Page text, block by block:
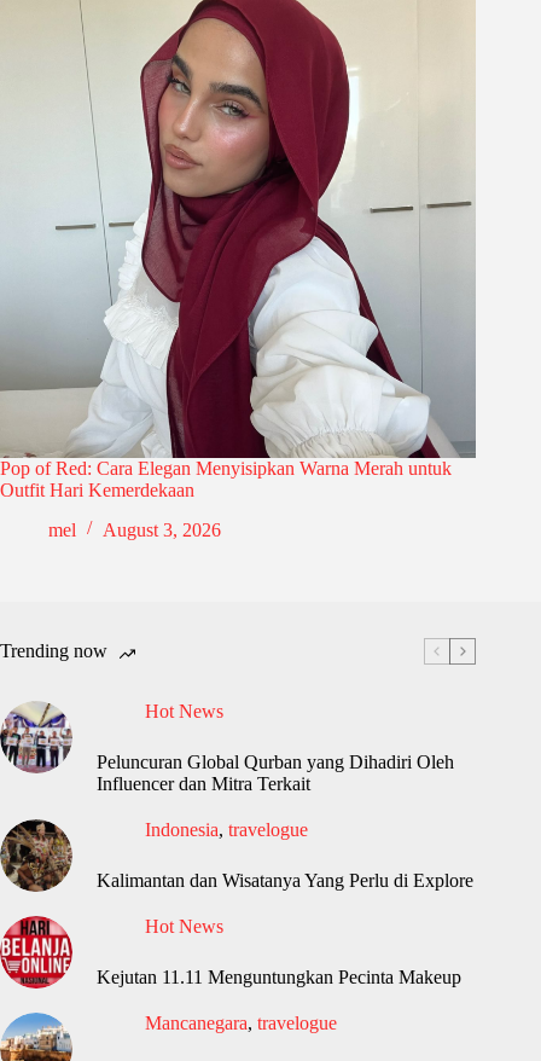
Pop of Red: Cara Elegan Menyisipkan Warna Merah untuk
Outfit Hari Kemerdekaan
mel
August 3, 2026
Trending now
Hot News
Peluncuran Global Qurban yang Dihadiri Oleh
Influencer dan Mitra Terkait
Indonesia, travelogue
Kalimantan dan Wisatanya Yang Perlu di Explore
Hot News
Kejutan 11.11 Menguntungkan Pecinta Makeup
Mancanegara, travelogue